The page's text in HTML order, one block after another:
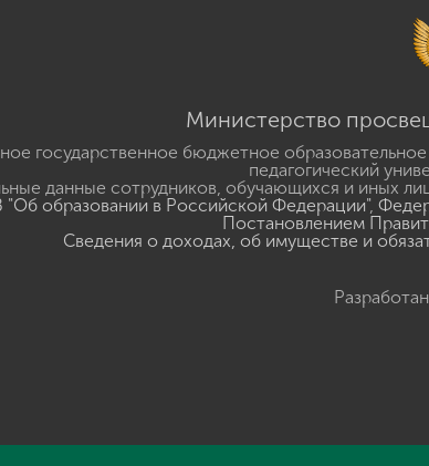
Министерство
государственное бюджетное
педагогический
данные сотрудников, обучающихся и иных
"Об образовании в Российской Федерации",
Постановлением
Сведения о доходах, об имуществе и